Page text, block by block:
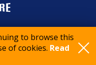
to browse this
of cookies. Read
International